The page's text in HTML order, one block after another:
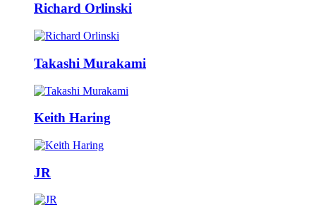
Richard Orlinski
Takashi Murakami
Keith Haring
JR